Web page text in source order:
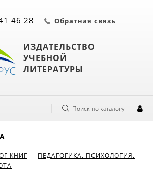
ИЗДАТЕЛЬСТВО
УЧЕБНОЙ
ЛИТЕРАТУРЫ
46 28 Обратная связь
Поиск по каталогу
КНИГ
ПЕДАГОГИКА. ПСИХОЛОГИЯ.